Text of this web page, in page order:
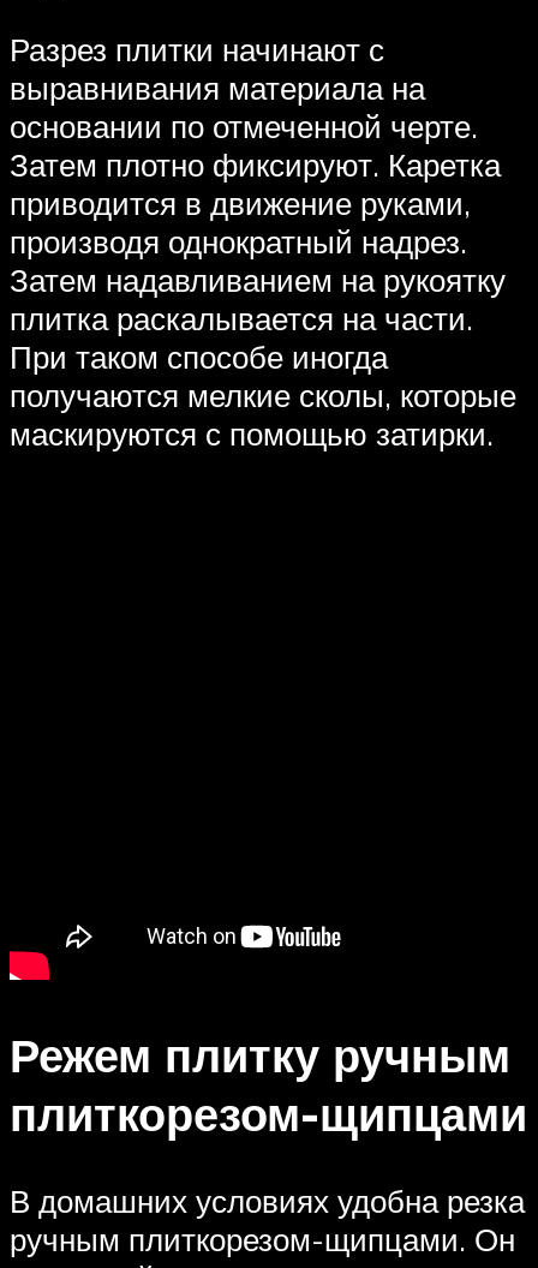
Разрез плитки начинают с
выравнивания материала на
основании по отмеченной черте.
Затем плотно фиксируют. Каретка
приводится в движение руками,
производя однократный надрез.
Затем надавливанием на рукоятку
плитка раскалывается на части.
При таком способе иногда
получаются мелкие сколы, которые
маскируются с помощью затирки.
Режем плитку ручным
плиткорезом-щипцами
В домашних условиях удобна резка
ручным плиткорезом-щипцами. Он